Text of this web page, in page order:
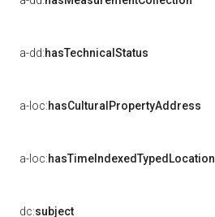
a-dd:hasTechnicalStatus
a-loc:hasCulturalPropertyAddress
a-loc:hasTimeIndexedTypedLocation
dc:subject